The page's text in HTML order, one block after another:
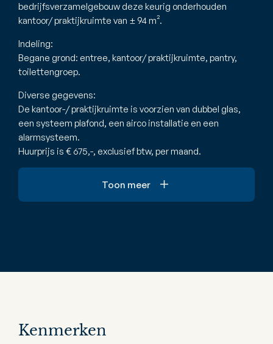
bedrijfsverzamelgebouw deze keurig onderhouden
kantoor/ praktijkruimte van ± 94 m².
Indeling:
Begane grond: entree, kantoor/ praktijkruimte, pantry,
toilettengroep.
Diverse gegevens:
De kantoor-/ praktijkruimte is voorzien van dubbel glas,
een systeem plafond, een airco installatie en een
alarmsysteem.
Huurprijs is € 675,-, exclusief btw, per maand.
Toon meer
Kenmerken